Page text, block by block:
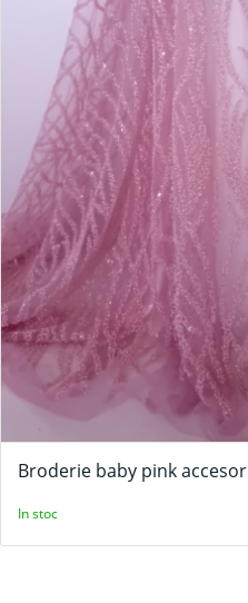
Broderie baby pink
In stoc